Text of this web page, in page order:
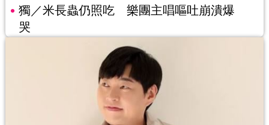
獨／米長蟲仍照吃 樂團主唱嘔吐崩潰爆
哭